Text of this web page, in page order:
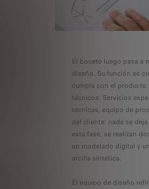
El boceto luego pasa a
diseño. Su función es
cumpla con el
técnicos. Servicios
técnicas, equipo de
del cliente: nada se
esta fase, se realizan
un modelado digital y
arcilla sintética.
El equipo de diseño